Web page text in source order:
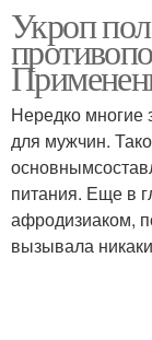
Укроп
Нередко многие
для мужчин.
питания. Еще в
афродизиаком,
вызывала